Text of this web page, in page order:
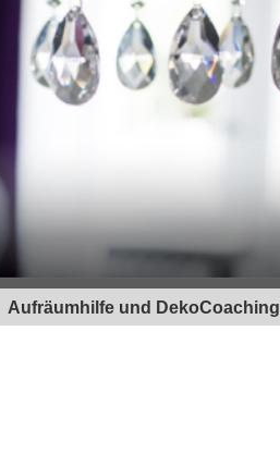
Aufräumhilfe und DekoCoaching